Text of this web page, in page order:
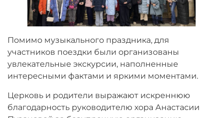
Помимо музыкального праздника, для
участников поездки были организованы
увлекательные экскурсии, наполненные
интересными фактами и яркими моментами.
Церковь и родители выражают искреннюю
благодарность руководителю хора Анастасии